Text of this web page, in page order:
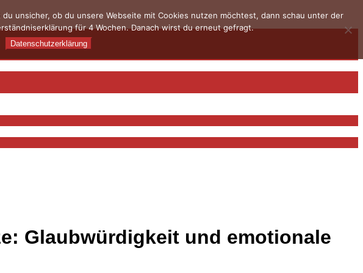
Glaubwürdigkeit und emotionale
unsicher, ob du unsere Webseite mit Cookies nutzen möchtest, dann schau unter der
für 4 Wochen. Danach wirst du erneut gefragt.
Datenschutzerklärung